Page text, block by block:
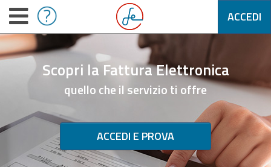
ACCEDI
Scopri la Fattura Elettronica
quello che il servizio ti offre
ACCEDI E PROVA